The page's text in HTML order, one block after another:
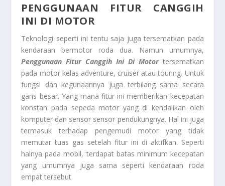
PENGGUNAAN FITUR CANGGIH
INI DI MOTOR
Teknologi seperti ini tentu saja juga tersematkan pada
kendaraan bermotor roda dua. Namun umumnya,
Penggunaan Fitur Canggih Ini Di Motor tersematkan
pada motor kelas adventure, cruiser atau touring. Untuk
fungsi dan kegunaannya juga terbilang sama secara
garis besar. Yang mana fitur ini memberikan kecepatan
konstan pada sepeda motor yang di kendalikan oleh
komputer dan sensor sensor pendukungnya. Hal ini juga
termasuk terhadap pengemudi motor yang tidak
memutar tuas gas setelah fitur ini di aktifkan. Seperti
halnya pada mobil, terdapat batas minimum kecepatan
yang umumnya juga sama seperti kendaraan roda
empat tersebut.